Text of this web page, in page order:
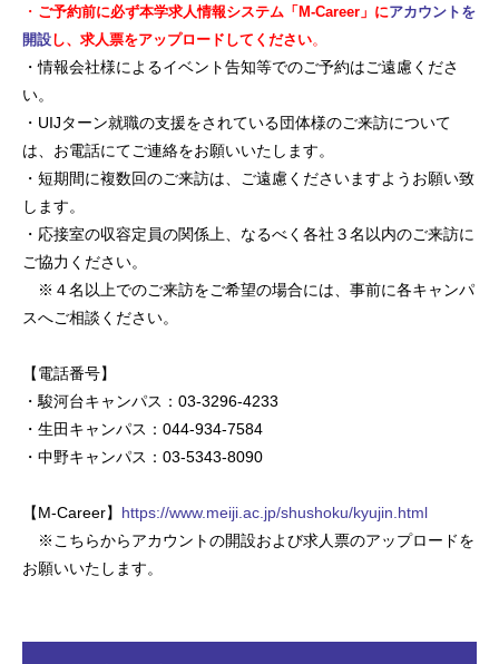
・ ご予約前に必ず本学求人情報システム「M-Career」にアカウントを
開設し、求人票をアップロードしてください。
・情報会社様によるイベント告知等でのご予約はご遠慮くださ
い。
・UIJターン就職の支援をされている団体様のご来訪について
は、お電話にてご連絡をお願いいたします。
・短期間に複数回のご来訪は、ご遠慮くださいますようお願い致
します。
・応接室の収容定員の関係上、なるべく各社３名以内のご来訪に
ご協力ください。
※４名以上でのご来訪をご希望の場合には、事前に各キャンパ
スへご相談ください。
【電話番号】
・駿河台キャンパス：03-3296-4233
・生田キャンパス：044-934-7584
・中野キャンパス：03-5343-8090
【M-Career】 https://www.meiji.ac.jp/shushoku/kyujin.html
※こちらからアカウントの開設および求人票のアップロードを
お願いいたします。